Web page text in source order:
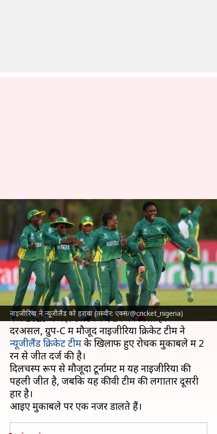
नाइजीरिया ने न्यूजीलैंड को हराया (तस्वीर: एक्स/@cricket_nigeria)
अंडर-19 टी-20 विश्व कप 2025:
नाइजीरिया महिला क्रिकेट टीम ने
न्यूजीलैंड को हराकर किया उलटफेर
लेखन अंकित पसबोला Jan 20, 2025 12:19 pm
क्या है खबर?
इस समय खेले जा रहे महिलाओं के अंडर-19 टी-20 विश्व
कप 2025 में बड़ा उलटफेर देखने को मिला है।
दरअसल, ग्रुप-C में मौजूद नाइजीरिया क्रिकेट टीम ने
न्यूजीलैंड क्रिकेट टीमके खिलाफ हुए रोचक मुकाबले में 2
रन से जीत दर्ज की है।
दिलचस्प रूप से मौजूदा टूर्नामेंट में यह नाइजीरिया की
पहली जीत है, जबकि यह कीवी टीम की लगातार दूसरी
हार है।